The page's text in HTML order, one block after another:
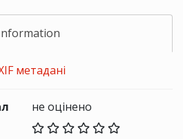
метадані
не оцінено